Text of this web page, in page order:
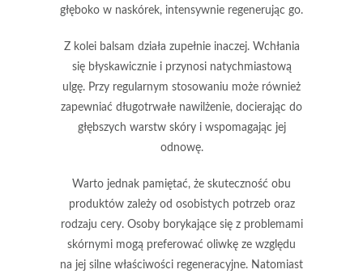
głęboko w naskórek, intensywnie regenerując go.
Z kolei balsam działa zupełnie inaczej. Wchłania
się błyskawicznie i przynosi natychmiastową
ulgę. Przy regularnym stosowaniu może również
zapewniać długotrwałe nawilżenie, docierając do
głębszych warstw skóry i wspomagając jej
odnowę.
Warto jednak pamiętać, że skuteczność obu
produktów zależy od osobistych potrzeb oraz
rodzaju cery. Osoby borykające się z problemami
skórnymi mogą preferować oliwkę ze względu
na jej silne właściwości regeneracyjne. Natomiast